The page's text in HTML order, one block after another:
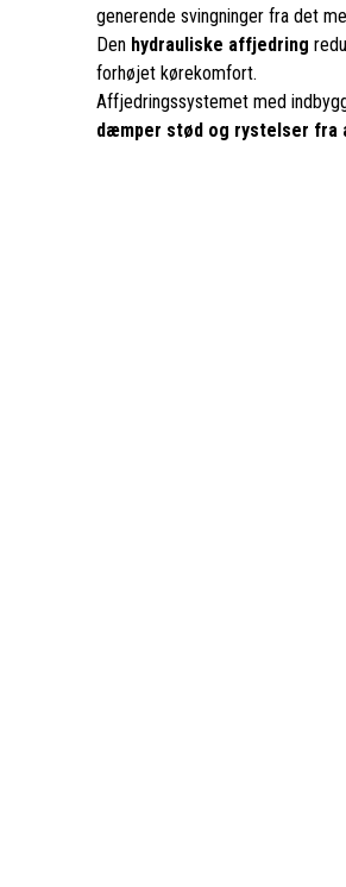
generende svingninger fra det
Den hydrauliske affjedring
forhøjet kørekomfort.
Affjedringssystemet med
dæmper stød og rystelser fra